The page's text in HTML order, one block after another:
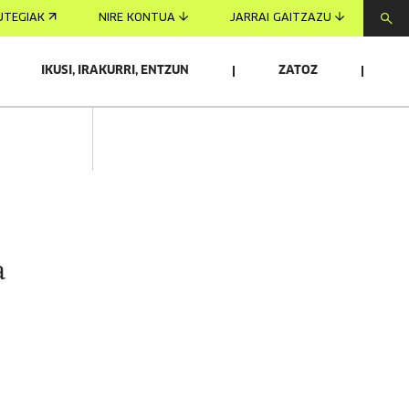
NIRE KONTUA JARRAI GAITZAZU
IKUSI, IRAKURRI, ENTZUN ZATOZ